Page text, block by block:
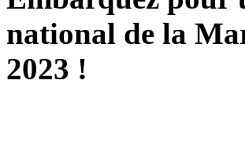
national de la
2023 !